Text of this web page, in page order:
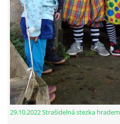
29.10.2022 Strašidelná stezka hradem